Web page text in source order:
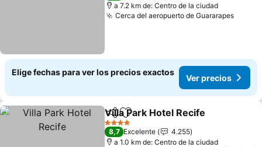
a 7.2 km de: Centro de la ciudad
Cerca del aeropuerto de Guararapes
Elige fechas para ver los precios exactos
Ver precios
CompartirAgregar a favoritos
Villa Park Hotel Recife
4 Estrellas
8,7 Excelente
4.255
a 1.0 km de: Centro de la ciudad